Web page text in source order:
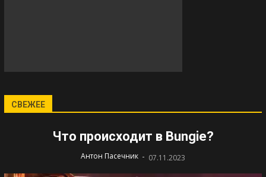
СВЕЖЕЕ
Что происходит в Bungie?
Антон Пасечник - 07.11.2023